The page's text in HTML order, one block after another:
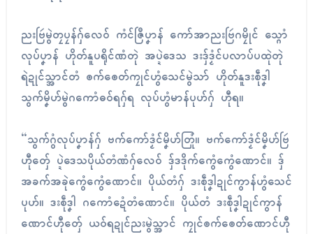
ညးဗြဴမွဲတၠပၠန်ဂှ်လေဝ် ကံၚ်ဇြဳပၞာန် ကော်အာညးဗြဴဂမၠိုၚ် သ္ဂောံ
လုပ်ပၞာန် ဟိုတ်နူပရိုၚ်ဏံတုဲ အပ္ဍဲဒေသ ဒးဒှ်ဒၟံၚ်ပလာပ်ပထုဲတုဲ
ရဲဍုၚ်သ္အာၚ်တံ ၜက်ၜေတ်ကၠုၚ်ဟွံသေၚ်မွဲသာ် ဟိုတ်နူဒးစဵုဒၞါ
သွက်မၞိဟ်မွဲဂကောံဓဝ်ရဂှ်ရ လုပ်ဟွံမာန်ပုဟ်ဂှ် ဟီုရ။
“သွက်ဂွံလုပ်ပၞာန်ဂှ် ဗက်ကော်ဒၟံၚ်မၞိဟ်တြုံ။ ဗက်ကော်ဒၟံၚ်မၞိဟ်ဗြဴ
ဟီုတှ်ေ ပ္ဍဲဒေသပိုယ်တံဏံဂှ်လေဝ် ဒှ်ဒဒိုက်ကွေံကွေံဏောၚ်။ ဒှ်
အခက်အခုဲကွေံကွေံဏောၚ်။ ပိုယ်တံဂှ် ဒးစဵုဒၞါဍုၚ်ကွာန်ဟွံသေၚ်
ပုဟ်။ ဒးစဵုဒၞါ ဂကောံဍေံတံဏောၚ်။ ပိုယ်တံ ဒးစဵုဒၞါဍုၚ်ကွာန်
ဏောၚ်ဟီုတှ်ေ ယဝ်ရဍုၚ်ညးမွဲသ္အာၚ် ကၠုၚ်ၜက်ၜေတ်ဏောၚ်ဟီု